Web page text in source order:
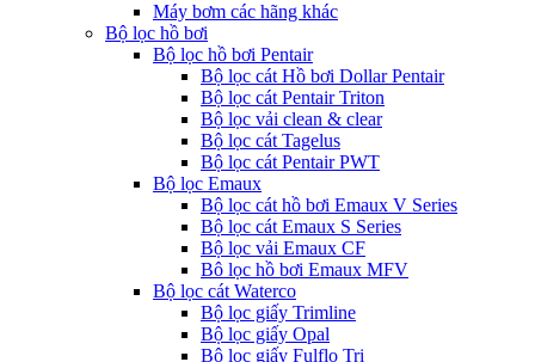
Máy bơm các hãng khác
Bộ lọc hồ bơi
Bộ lọc hồ bơi Pentair
Bộ lọc cát Hồ bơi Dollar Pentair
Bộ lọc cát Pentair Triton
Bộ lọc vải clean & clear
Bộ lọc cát Tagelus
Bộ lọc cát Pentair PWT
Bộ lọc Emaux
Bộ lọc cát hồ bơi Emaux V Series
Bộ lọc cát Emaux S Series
Bộ lọc vải Emaux CF
Bô lọc hồ bơi Emaux MFV
Bộ lọc cát Waterco
Bộ lọc giấy Trimline
Bộ lọc giấy Opal
Bộ lọc giấy Fulflo Tri